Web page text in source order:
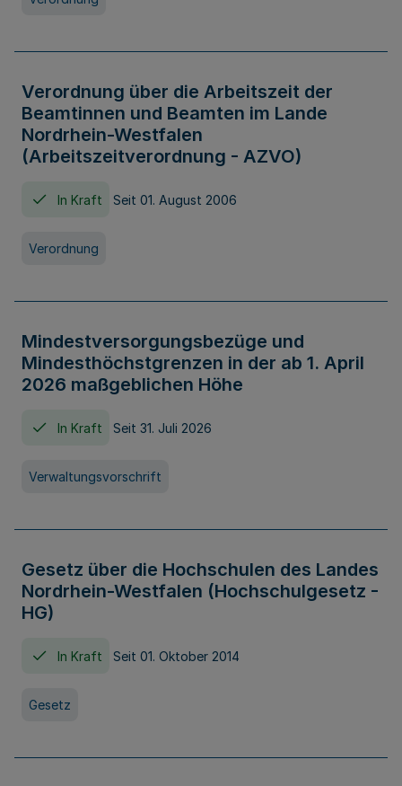
Verordnung über die Arbeitszeit der
Beamtinnen und Beamten im Lande
Nordrhein-Westfalen
(Arbeitszeitverordnung - AZVO)
In Kraft Seit 01. August 2006
Verordnung
Mindestversorgungsbezüge und
Mindesthöchstgrenzen in der ab 1. April
2026 maßgeblichen Höhe
In Kraft Seit 31. Juli 2026
Verwaltungsvorschrift
Gesetz über die Hochschulen des Landes
Nordrhein-Westfalen (Hochschulgesetz -
HG)
In Kraft Seit 01. Oktober 2014
Gesetz